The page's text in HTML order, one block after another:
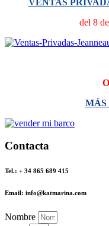
del 8
MÁS
Contacta
Tel.: + 34 865 689 415
Email: info@katmarina.com
Nombre